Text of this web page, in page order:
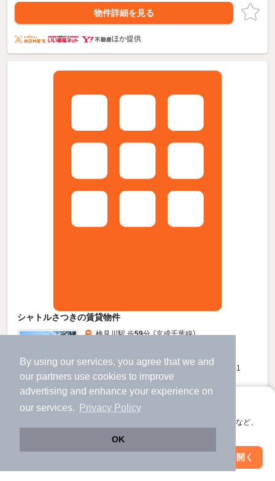
By using our services, you agree that we and
our partners use cookies to improve
advertising and enhance your experience on
our services.
Privacy Policy
OK
アプリに切り替えて、サクサクお部屋探し
会員登録なしですぐ使える。マップ検索やお気に入り保存など、
アプリを開く
物件詳細を見る
ほか提供
シャトルさつきの賃貸物件
すべての写真
検見川駅 歩59分 （京成千葉線）
千葉県千葉市花見川区さつきが丘2丁目38-1
2階建 / 31年3ヶ月 / 軽量鉄骨
駐車場あり
（管理費3,000円）
絞り込み条件を変更